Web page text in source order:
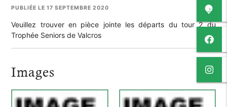
PUBLIÉE LE 17 SEPTEMBRE 2020
Veuillez trouver en pièce jointe les départs du tour 2 du
Trophée Seniors de Valcros
Images